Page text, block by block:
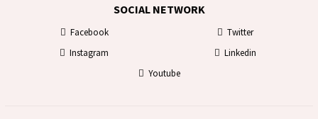
SOCIAL NETWORK
Facebook
Twitter
Instagram
Linkedin
Youtube